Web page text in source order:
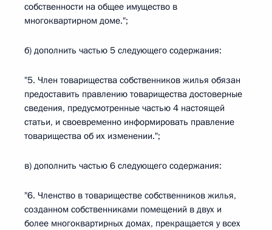
собственности на общее имущество в
многоквартирном доме.";
б) дополнить частью 5 следующего содержания:
"5. Член товарищества собственников жилья обязан
предоставить правлению товарищества достоверные
сведения, предусмотренные частью 4 настоящей
статьи, и своевременно информировать правление
товарищества об их изменении.";
в) дополнить частью 6 следующего содержания:
"6. Членство в товариществе собственников жилья,
созданном собственниками помещений в двух и
более многоквартирных домах, прекращается у всех